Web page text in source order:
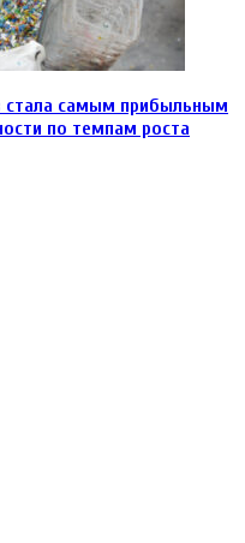
стала самым прибыльным
по темпам роста